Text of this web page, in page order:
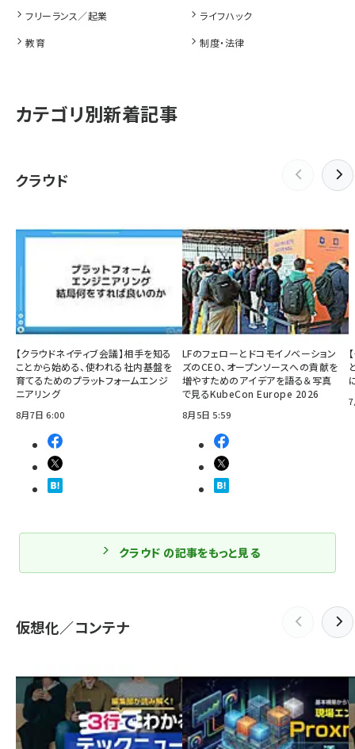
フリーランス／起業
ライフハック
教育
制度・法律
カテゴリ別新着記事
クラウド
【クラウドネイティブ会議】相手を知る
ことから始める、使われる社内基盤を
育てるためのプラットフォームエンジ
ニアリング
8月7日 6:00
LFのフェローとドコモイノベーション
ズのCEO、オープンソースへの貢献を
増やすためのアイデアを語る＆写真
で見るKubeCon Europe 2026
8月5日 5:59
クラウド の記事をもっと見る
仮想化／コンテナ